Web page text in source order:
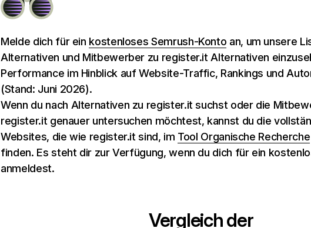
Melde dich für ein kostenloses Semrush-Konto an, um unsere
Alternativen und Mitbewerber zu register.it Alternativen
Performance im Hinblick auf Website-Traffic, Rankings und
(Stand: Juni 2026).
Wenn du nach Alternativen zu register.it suchst oder die
register.it genauer untersuchen möchtest, kannst du die
Websites, die wie register.it sind, im Tool Organische Recherche
finden. Es steht dir zur Verfügung, wenn du dich für ein
anmeldest.
Vergleich der